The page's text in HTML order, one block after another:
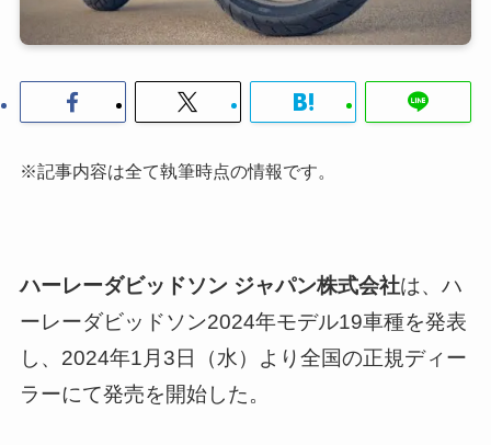
※記事内容は全て執筆時点の情報です。
ハーレーダビッドソン ジャパン株式会社は、ハ
ーレーダビッドソン2024年モデル19車種を発表
し、2024年1月3日（水）より全国の正規ディー
ラーにて発売を開始した。